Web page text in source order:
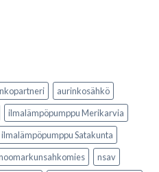
aurinkosähkö
ilmalämpöpumppu Merikarvia
ilmalämpöpumppu Satakunta
nsav